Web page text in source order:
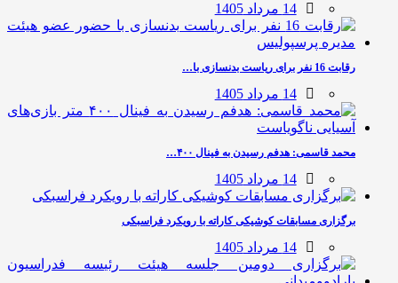
14 مرداد 1405
رقابت 16 نفر برای ریاست بدنسازی با…
14 مرداد 1405
محمد قاسمی: هدفم رسیدن به فینال ۴۰۰…
14 مرداد 1405
برگزاری مسابقات کوشیکی کاراته با رویکرد فراسبکی
14 مرداد 1405